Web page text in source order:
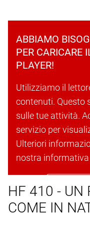
ABBIAMO
PER CARICARE
PLAYER!
Utilizziamo il
contenuti. Questo
sulle tue attività.
servizio per
Ulteriori
nostra
HF 410 - UN
COME IN